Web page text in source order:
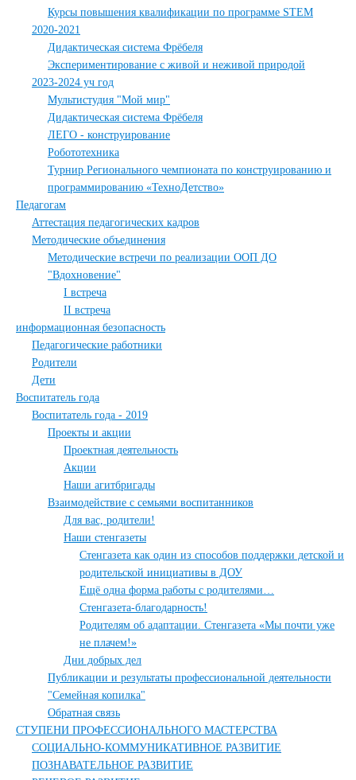
Курсы повышения квалификации по программе STEM
2020-2021
Дидактическая система Фрёбеля
Экспериментирование с живой и неживой природой
2023-2024 уч год
Мультистудия "Мой мир"
Дидактическая система Фрёбеля
ЛЕГО - конструирование
Робототехника
Турнир Регионального чемпионата по конструированию и
программированию «ТехноДетство»
Педагогам
Аттестация педагогических кадров
Методические объединения
Методические встречи по реализации ООП ДО
"Вдохновение"
I встреча
II встреча
информационная безопасность
Педагогические работники
Родители
Дети
Воспитатель года
Воспитатель года - 2019
Проекты и акции
Проектная деятельность
Акции
Наши агитбригады
Взаимодействие с семьями воспитанников
Для вас, родители!
Наши стенгазеты
Стенгазета как один из способов поддержки детской и
родительской инициативы в ДОУ
Ещё одна форма работы с родителями…
Стенгазета-благодарность!
Родителям об адаптации. Стенгазета «Мы почти уже
не плачем!»
Дни добрых дел
Публикации и результаты профессиональной деятельности
"Семейная копилка"
Обратная связь
СТУПЕНИ ПРОФЕССИОНАЛЬНОГО МАСТЕРСТВА
СОЦИАЛЬНО-КОММУНИКАТИВНОЕ РАЗВИТИЕ
ПОЗНАВАТЕЛЬНОЕ РАЗВИТИЕ